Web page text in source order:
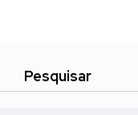
Pesquisar